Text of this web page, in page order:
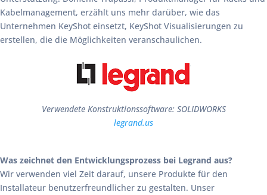
Kabelmanagement, erzählt uns mehr darüber, wie das
Unternehmen KeyShot einsetzt, KeyShot Visualisierungen zu
erstellen, die die Möglichkeiten veranschaulichen.
Verwendete Konstruktionssoftware: SOLIDWORKS
legrand.us
Was zeichnet den Entwicklungsprozess bei Legrand aus?
Wir verwenden viel Zeit darauf, unsere Produkte für den
Installateur benutzerfreundlicher zu gestalten. Unser